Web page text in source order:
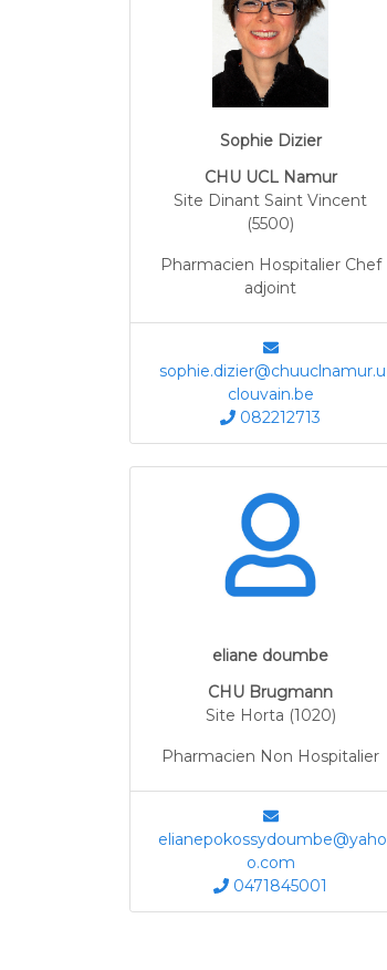
Sophie Dizier
CHU UCL Namur
Site Dinant Saint Vincent
(5500)
Pharmacien Hospitalier Chef
adjoint
sophie.dizier@chuuclnamur.u
clouvain.be
082212713
eliane doumbe
CHU Brugmann
Site Horta (1020)
Pharmacien Non Hospitalier
elianepokossydoumbe@yaho
o.com
0471845001